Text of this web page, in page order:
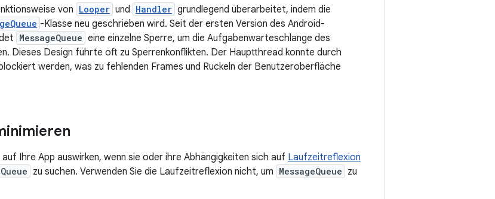
von Looper und Handler grundlegend überarbeitet, indem die
-Klasse neu geschrieben wird. Seit der ersten Version des Android-
MessageQueue eine einzelne Sperre, um die Aufgabenwarteschlange des
Dieses Design führte oft zu Sperrenkonflikten. Der Hauptthread konnte durch
werden, was zu fehlenden Frames und Ruckeln der Benutzeroberfläche
auf Ihre App auswirken, wenn sie oder ihre Abhängigkeiten sich auf Laufzeitreflexion
zu suchen. Verwenden Sie die Laufzeitreflexion nicht, um MessageQueue zu